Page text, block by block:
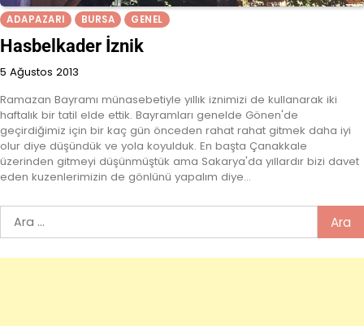
ADAPAZARI BURSA GENEL
Hasbelkader İznik
5 Ağustos 2013
Ramazan Bayramı münasebetiyle yıllık iznimizi de kullanarak iki
haftalık bir tatil elde ettik. Bayramları genelde Gönen'de
geçirdiğimiz için bir kaç gün önceden rahat rahat gitmek daha iyi
olur diye düşündük ve yola koyulduk. En başta Çanakkale
üzerinden gitmeyi düşünmüştük ama Sakarya'da yıllardır bizi davet
eden kuzenlerimizin de gönlünü yapalım diye…
Arama: